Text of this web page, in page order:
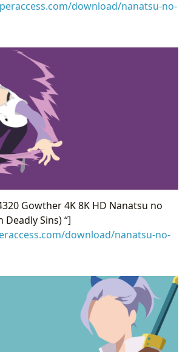
download/nanatsu-no-
Gowther 4K 8K HD Nanatsu no
Deadly Sins) “]
download/nanatsu-no-